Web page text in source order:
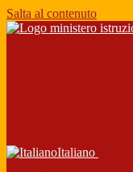
Salta al contenuto
Italiano